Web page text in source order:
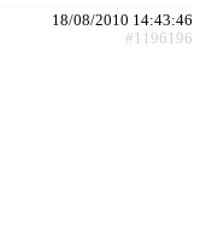
18/08/2010 14:43:46
#1196196